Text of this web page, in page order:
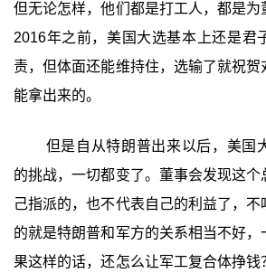
但无论怎样，他们都是打工人，都是为
2016年之前，美国大选基本上还是君
责，但体面还能维持住，选输了就祝贺
能拿出来的。
但是自从特朗普出来以后，美国
的挑战，一切都变了。董事会发现这个
己指派的，也不代表自己的利益了，不
的就是特朗普和军方的关系相当不好，
果这样的话，还怎么让军工复合体挣钱